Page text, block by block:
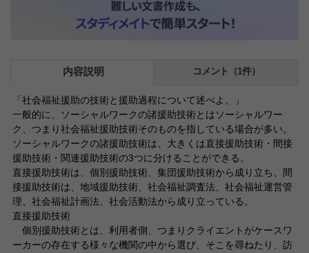
内容説明 コメント（1件）
「社会福祉援助の技術と援助過程について述べよ。」
一般的に、ソーシャルワークの諸援助技術とはソーシャルワー
ク、つまり社会福祉援助技術そのものを指している場合が多い。
ソーシャルワークの諸援助技術は、大きくは直接援助技術・間接
援助技術・関連援助技術の3つに分けることができる。
直接援助技術は、個別援助技術、集団援助技術から成り立ち、間
接援助技術は、地域援助技術、社会福祉調査法、社会福祉運営管
理、社会福祉計画法、社会活動法から成り立っている。
直接援助技術
個別援助技術とは、利用者側、つまりクライエントがケースワ
ーカーの存在する様々な機関の中から選び、そこを尋ねたり、訪